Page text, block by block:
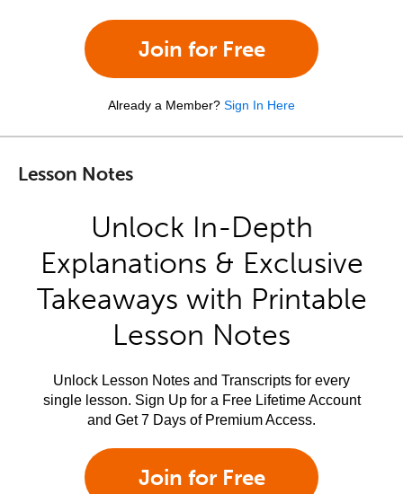
Join for Free
Already a Member? Sign In Here
Lesson Notes
Unlock In-Depth
Explanations & Exclusive
Takeaways with Printable
Lesson Notes
Unlock Lesson Notes and Transcripts for every
single lesson. Sign Up for a Free Lifetime Account
and Get 7 Days of Premium Access.
Join for Free